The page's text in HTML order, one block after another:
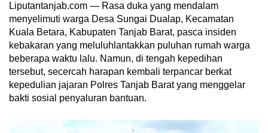
Liputantanjab.com — Rasa duka yang mendalam
menyelimuti warga Desa Sungai Dualap, Kecamatan
Kuala Betara, Kabupaten Tanjab Barat, pasca insiden
kebakaran yang meluluhlantakkan puluhan rumah warga
beberapa waktu lalu. Namun, di tengah kepedihan
tersebut, secercah harapan kembali terpancar berkat
kepedulian jajaran Polres Tanjab Barat yang menggelar
bakti sosial penyaluran bantuan.